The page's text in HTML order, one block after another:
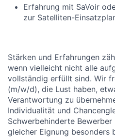
Erfahrung mit SaVoir
zur Satelliten-
Stärken und Erfahrungen
wenn vielleicht nicht alle
vollständig erfüllt sind. Wir
(m/w/d), die Lust haben,
Verantwortung zu
Individualität und
Schwerbehinderte
gleicher Eignung besonders